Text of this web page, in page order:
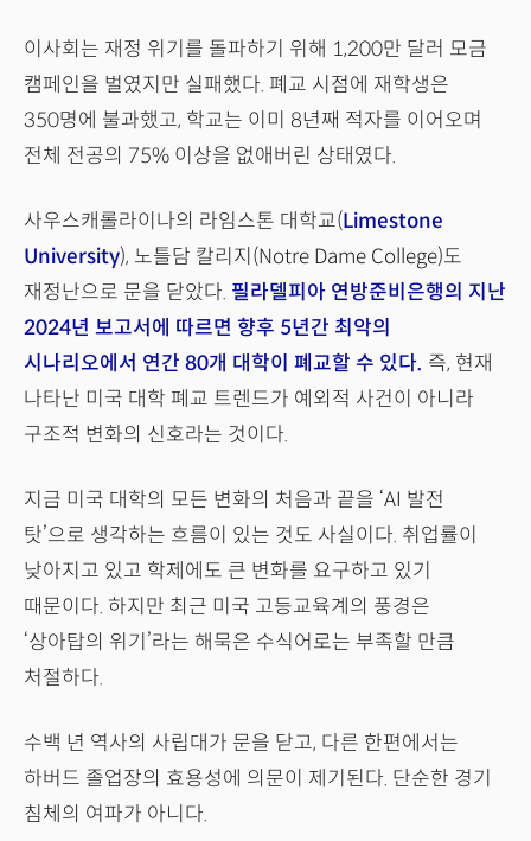
이사회는 재정 위기를 돌파하기 위해 1,200만 달러 모금
캠페인을 벌였지만 실패했다. 폐교 시점에 재학생은
350명에 불과했고, 학교는 이미 8년째 적자를 이어오며
전체 전공의 75% 이상을 없애버린 상태였다.
사우스캐롤라이나의 라임스톤 대학교(Limestone
University), 노틀담 칼리지(Notre Dame College)도
재정난으로 문을 닫았다. 필라델피아 연방준비은행의 지난
2024년 보고서에 따르면 향후 5년간 최악의
시나리오에서 연간 80개 대학이 폐교할 수 있다. 즉, 현재
나타난 미국 대학 폐교 트렌드가 예외적 사건이 아니라
구조적 변화의 신호라는 것이다.
지금 미국 대학의 모든 변화의 처음과 끝을 ‘AI 발전
탓’으로 생각하는 흐름이 있는 것도 사실이다. 취업률이
낮아지고 있고 학제에도 큰 변화를 요구하고 있기
때문이다. 하지만 최근 미국 고등교육계의 풍경은
‘상아탑의 위기’라는 해묵은 수식어로는 부족할 만큼
처절하다.
수백 년 역사의 사립대가 문을 닫고, 다른 한편에서는
하버드 졸업장의 효용성에 의문이 제기된다. 단순한 경기
침체의 여파가 아니다.